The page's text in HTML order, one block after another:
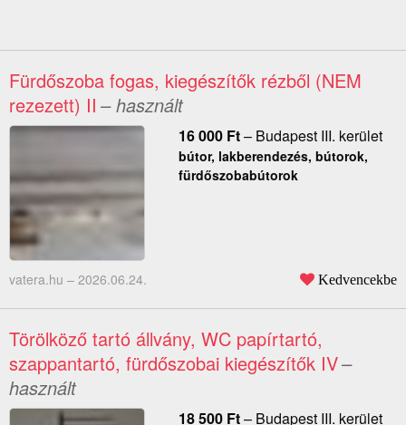
Fürdőszoba fogas, kiegészítők rézből (NEM
rezezett) II – használt
16 000 Ft– Budapest III. kerület
bútor, lakberendezés, bútorok,
fürdőszobabútorok
vatera.hu – 2026.06.24. Kedvencekbe
Törölköző tartó állvány, WC papírtartó,
szappantartó, fürdőszobai kiegészítők IV–
használt
18 500 Ft– Budapest III. kerület